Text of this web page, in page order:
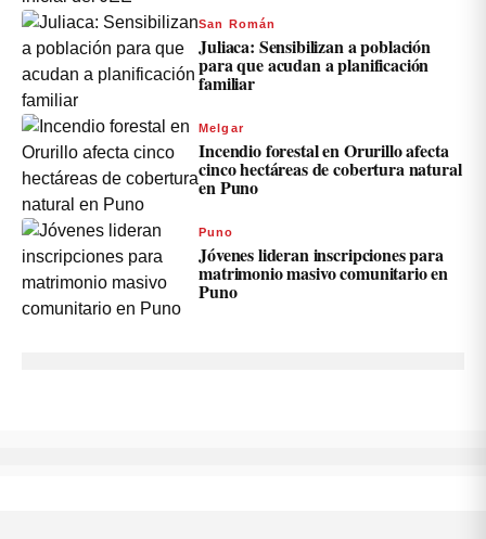
San Román
Juliaca: Sensibilizan a población
para que acudan a planificación
familiar
Melgar
Incendio forestal en Orurillo afecta
cinco hectáreas de cobertura natural
en Puno
Puno
Jóvenes lideran inscripciones para
matrimonio masivo comunitario en
Puno